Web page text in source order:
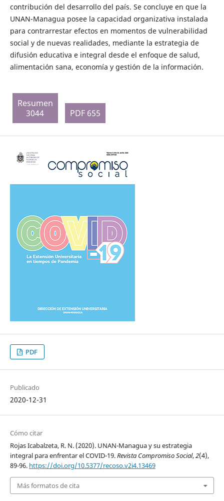
contribución del desarrollo del país. Se concluye en que la
UNAN-Managua posee la capacidad organizativa instalada
para contrarrestar efectos en momentos de vulnerabilidad
social y de nuevas realidades, mediante la estrategia de
difusión educativa e integral desde el enfoque de salud,
alimentación sana, economía y gestión de la información.
Resumen
3044
PDF 655
PDF
Publicado
2020-12-31
Cómo citar
Rojas Icabalzeta, R. N. (2020). UNAN-Managua y su estrategia
integral para enfrentar el COVID-19.Revista Compromiso Social,2(4),
89-96. https://doi.org/10.5377/recoso.v2i4.13469
Más formatos de cita